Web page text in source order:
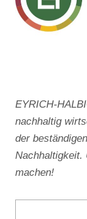
EYRICH-
nachhaltig
der
Nachhaltigkeit.
machen!